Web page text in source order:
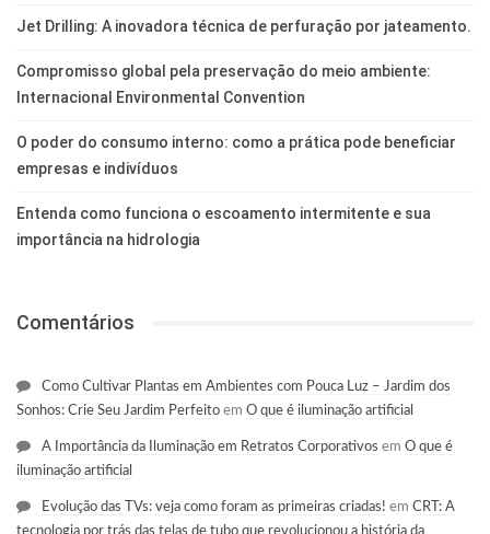
Jet Drilling: A inovadora técnica de perfuração por jateamento.
Compromisso global pela preservação do meio ambiente:
Internacional Environmental Convention
O poder do consumo interno: como a prática pode beneficiar
empresas e indivíduos
Entenda como funciona o escoamento intermitente e sua
importância na hidrologia
Comentários
Como Cultivar Plantas em Ambientes com Pouca Luz – Jardim dos
Sonhos: Crie Seu Jardim Perfeito em O que é iluminação artificial
A Importância da Iluminação em Retratos Corporativos em O que é
iluminação artificial
Evolução das TVs: veja como foram as primeiras criadas! em CRT: A